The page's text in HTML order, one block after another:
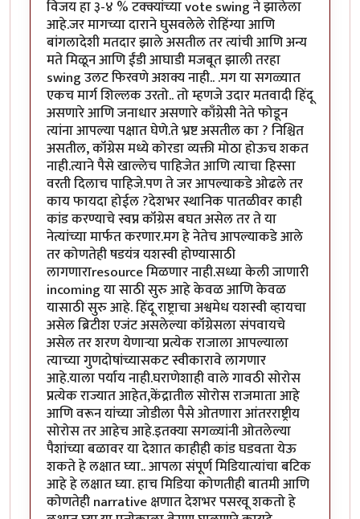
विजय हा ३-४ % टक्क्यांच्या vote swing ने झालेला
आहे.जर मागच्या दाराने घुसवलेले रोहिंग्या आणि
बांगलादेशी मतदार झाले असतील तर त्यांची आणि अन्य
मते मिळून आणि ईंडी आघाडी मजबूत झाली तरहा
swing उलट फिरवणे अशक्य नाही.. .मग या सगळ्यात
एकच मार्ग शिल्लक उरतो.. तो म्हणजे उदार मतवादी हिंदू
असणारे आणि जनाधार असणारे काँग्रेसी नेते फोडून
त्यांना आपल्या पक्षात घेणे.ते भ्रष्ट असतील का ? निश्चित
असतील, कॉंग्रेस मध्ये कोरडा व्यक्ती मोठा होऊच शकत
नाही.त्याने पैसे खाल्लेच पाहिजेत आणि त्याचा हिस्सा
वरती दिलाच पाहिजे.पण ते जर आपल्याकडे ओढले तर
काय फायदा होईल ?देशभर स्थानिक पातळीवर काही
कांड करण्याचे स्वप्न कॉंग्रेस बघत असेल तर ते या
नेत्यांच्या मार्फत करणार.मग हे नेतेच आपल्याकडे आले
तर कोणतेही षडयंत्र यशस्वी होण्यासाठी
लागणाराresource मिळणार नाही.सध्या केली जाणारी
incoming या साठी सुरु आहे केवळ आणि केवळ
यासाठी सुरु आहे. हिंदू राष्ट्राचा अश्वमेध यशस्वी व्हायचा
असेल ब्रिटीश एजंट असलेल्या कॉंग्रेसला संपवायचे
असेल तर शरण येणाऱ्या प्रत्येक राजाला आपल्याला
त्याच्या गुणदोषांच्यासकट स्वीकारावे लागणार
आहे.याला पर्याय नाही.घराणेशाही वाले गावठी सोरोस
प्रत्येक राज्यात आहेत,केंद्रातील सोरोस राजमाता आहे
आणि वरून यांच्या जोडीला पैसे ओतणारा आंतरराष्ट्रीय
सोरोस तर आहेच आहे.इतक्या सगळ्यांनी ओतलेल्या
पैशांच्या बळावर या देशात काहीही कांड घडवता येऊ
शकते हे लक्षात घ्या.. आपला संपूर्ण मिडियात्यांचा बटिक
आहे हे लक्षात घ्या. हाच मिडिया कोणतीही बातमी आणि
कोणतेही narrative क्षणात देशभर पसरवू शकतो हे